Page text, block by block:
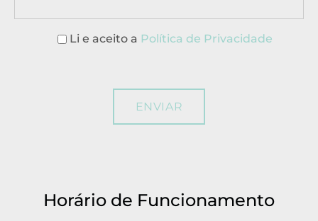
Li e aceito a Política de Privacidade
Horário de Funcionamento